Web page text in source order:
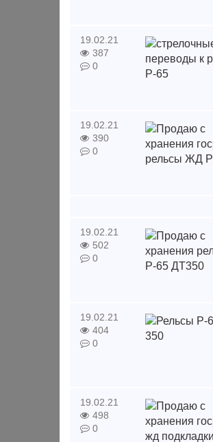
19.02.21
387
0
19.02.21
390
0
19.02.21
502
0
19.02.21
404
0
19.02.21
498
0